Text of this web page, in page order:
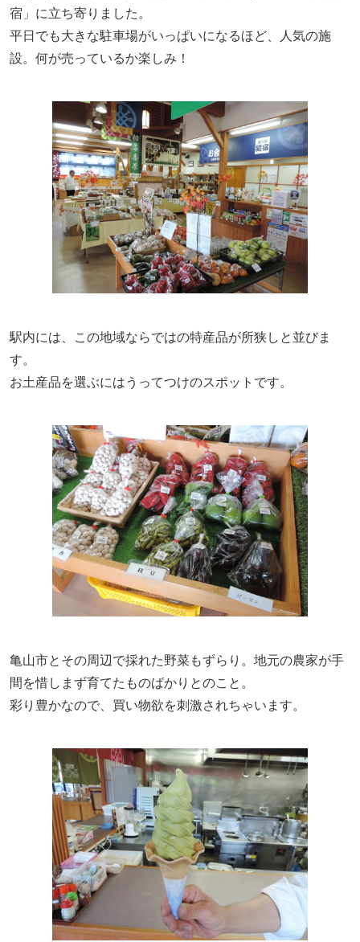
宿」に立ち寄りました。
平日でも大きな駐車場がいっぱいになるほど、人気の施
設。何が売っているか楽しみ！
駅内には、この地域ならではの特産品が所狭しと並びま
す。
お土産品を選ぶにはうってつけのスポットです。
亀山市とその周辺で採れた野菜もずらり。地元の農家が手
間を惜しまず育てたものばかりとのこと。
彩り豊かなので、買い物欲を刺激されちゃいます。